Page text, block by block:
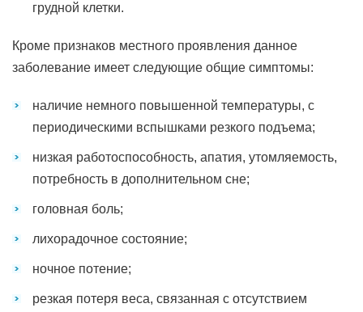
грудной клетки.
Кроме признаков местного проявления данное
заболевание имеет следующие общие симптомы:
наличие немного повышенной температуры, с
периодическими вспышками резкого подъема;
низкая работоспособность, апатия, утомляемость,
потребность в дополнительном сне;
головная боль;
лихорадочное состояние;
ночное потение;
резкая потеря веса, связанная с отсутствием